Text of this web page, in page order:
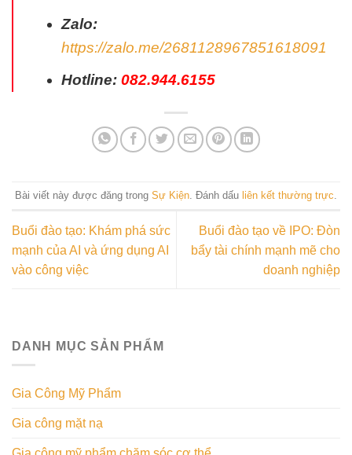
Zalo:
https://zalo.me/2681128967851618091
Hotline: 082.944.6155
Bài viết này được đăng trong Sự Kiện . Đánh dấu liên kết thường trực
Buổi đào tạo: Khám phá sức
mạnh của AI và ứng dụng AI
vào công việc
Buổi đào tạo về IPO: Đòn
bẩy tài chính mạnh mẽ cho
doanh nghiệp
DANH MỤC SẢN PHẨM
Gia Công Mỹ Phẩm
Gia công mặt nạ